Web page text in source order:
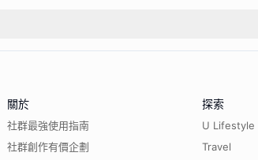
關於
社群最強使用指南
社群創作有價企劃
探索
U Lifestyle
Travel